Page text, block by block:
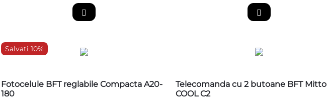
Salvati 10%
Fotocelule BFT reglabile Compacta A20-
180
Telecomanda cu 2 butoane BFT Mitto
COOL C2